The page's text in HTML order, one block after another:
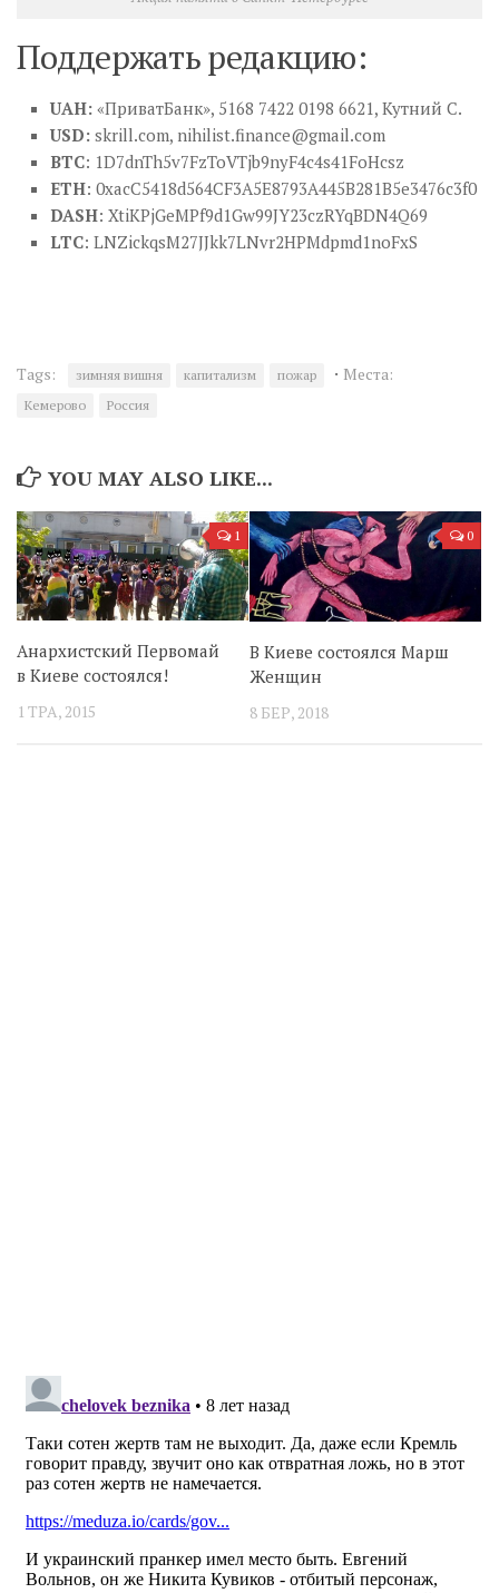
Поддержать редакцию:
UAH: «ПриватБанк», 5168 7422 0198 6621, Кутний С.
USD: skrill.com, nihilist.finance@gmail.com
BTC: 1D7dnTh5v7FzToVTjb9nyF4c4s41FoHcsz
ETH: 0xacC5418d564CF3A5E8793A445B281B5e3476c3f0
DASH: XtiKPjGeMPf9d1Gw99JY23czRYqBDN4Q69
LTC: LNZickqsM27JJkk7LNvr2HPMdpmd1noFxS
Tags: зимняя вишня капитализм пожар · Места:
Кемерово Россия
YOU MAY ALSO LIKE...
1
Анархистский Первомай
в Киеве состоялся!
1 ТРА, 2015
0
В Киеве состоялся Марш
Женщин
8 БЕР, 2018